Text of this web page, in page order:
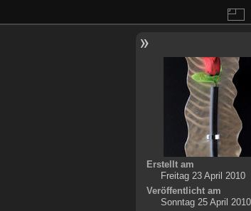
Erstellt am
Freitag 23 April 2010
Veröffentlicht am
Sonntag 25 April 2010